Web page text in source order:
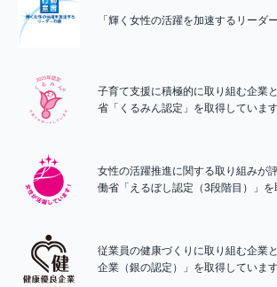
「輝く女性の活躍を加速するリーダ
子育て支援に積極的に取り組む企業
省「くるみん認定」を取得しています
女性の活躍推進に関する取り組みが
働省「えるぼし認定（3段階目）」を
従業員の健康づくりに取り組む企業
企業（銀の認定）」を取得しています